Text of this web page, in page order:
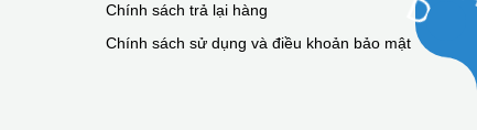
Chính sách trả lại hàng
Chính sách sử dụng và điều khoản bảo mật